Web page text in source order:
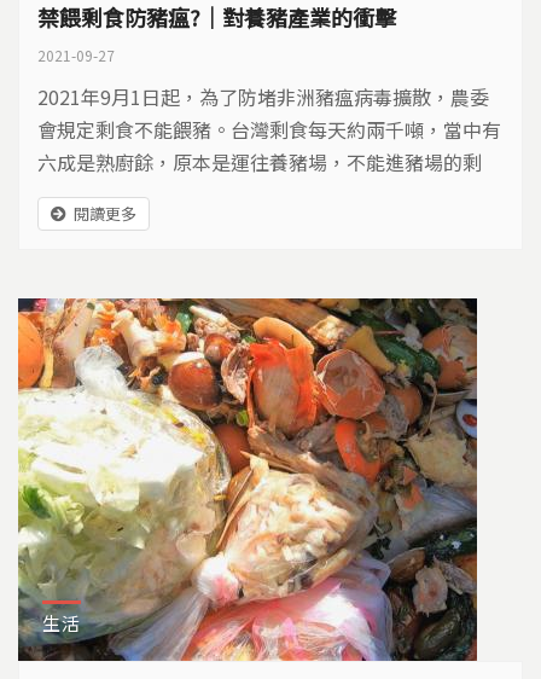
禁餵剩食防豬瘟?｜對養豬產業的衝擊
2021-09-27
2021年9月1日起，為了防堵非洲豬瘟病毒擴散，農委
會規定剩食不能餵豬。台灣剩食每天約兩千噸，當中有
六成是熟廚餘，原本是運往養豬場，不能進豬場的剩
食，要改去哪裡？邊境防守、境內防疫與剩食去化，是
否能因為這場危機，找出更好的運作模式呢？
閱讀更多
生活